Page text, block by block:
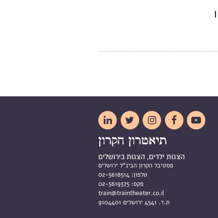
|





הצגות ילדים, הצגות בירושלים
פסטיבל הקרון הבינ"ל ירושלים
טלפון:
פקס:
train@traintheater.co.il
ת.ד. 4541 ירושלים 9104401